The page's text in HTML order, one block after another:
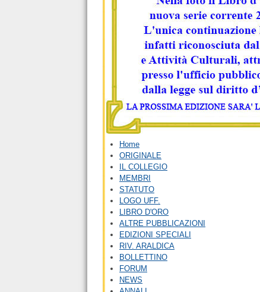
Home
ORIGINALE
IL COLLEGIO
MEMBRI
STATUTO
LOGO UFF.
LIBRO D'ORO
ALTRE PUBBLICAZIONI
EDIZIONI SPECIALI
RIV. ARALDICA
BOLLETTINO
FORUM
NEWS